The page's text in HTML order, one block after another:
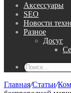
Аксессуары
SEO
Новости
Разное
Досуг
Главная/Статьи/